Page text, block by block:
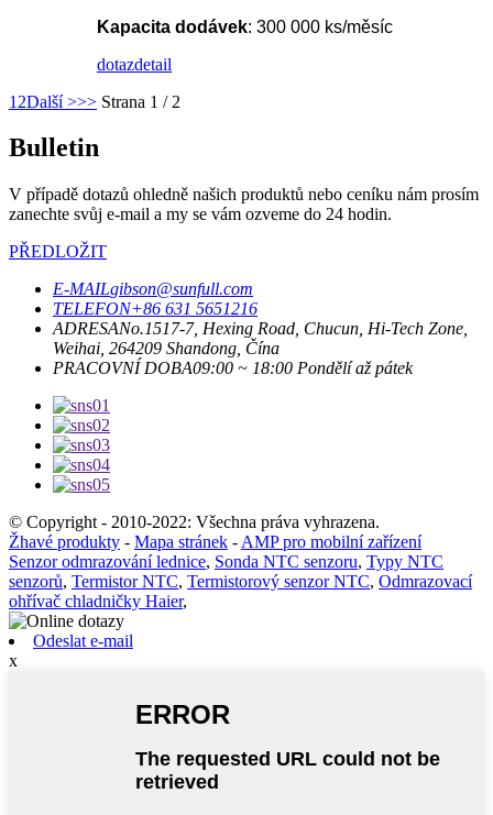
Kapacita dodávek: 300 000 ks/měsíc
dotazdetail
1 2Další >>> Strana 1 / 2
Bulletin
V případě dotazů ohledně našich produktů nebo ceníku nám prosím
zanechte svůj e-mail a my se vám ozveme do 24 hodin.
PŘEDLOŽIT
E-MAILgibson@sunfull.com
TELEFON+86 631 5651216
ADRESANo.1517-7, Hexing Road, Chucun, Hi-Tech Zone,
Weihai, 264209 Shandong, Čína
PRACOVNÍ DOBA09:00 ~ 18:00 Pondělí až pátek
© Copyright - 2010-2022: Všechna práva vyhrazena.
Žhavé produkty - Mapa stránek - AMP pro mobilní zařízení
Senzor odmrazování lednice, Sonda NTC senzoru, Typy NTC
senzorů, Termistor NTC, Termistorový senzor NTC, Odmrazovací
ohřívač chladničky Haier,
Odeslat e-mail
x